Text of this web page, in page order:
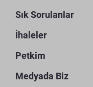
Sık Sorulanlar
İhaleler
Petkim
Medyada Biz